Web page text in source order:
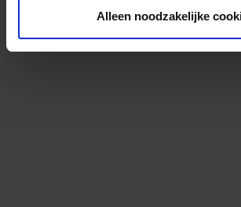
Alleen noodzakelijke